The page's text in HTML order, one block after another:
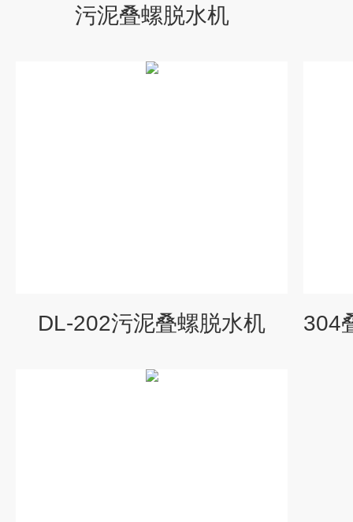
污泥叠螺脱水机
DL-202污泥叠螺脱水机